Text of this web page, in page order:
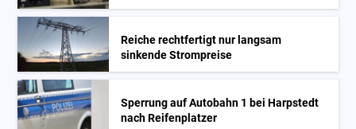
Reiche rechtfertigt nur langsam
sinkende Strompreise
Sperrung auf Autobahn 1 bei Harpstedt
nach Reifenplatzer